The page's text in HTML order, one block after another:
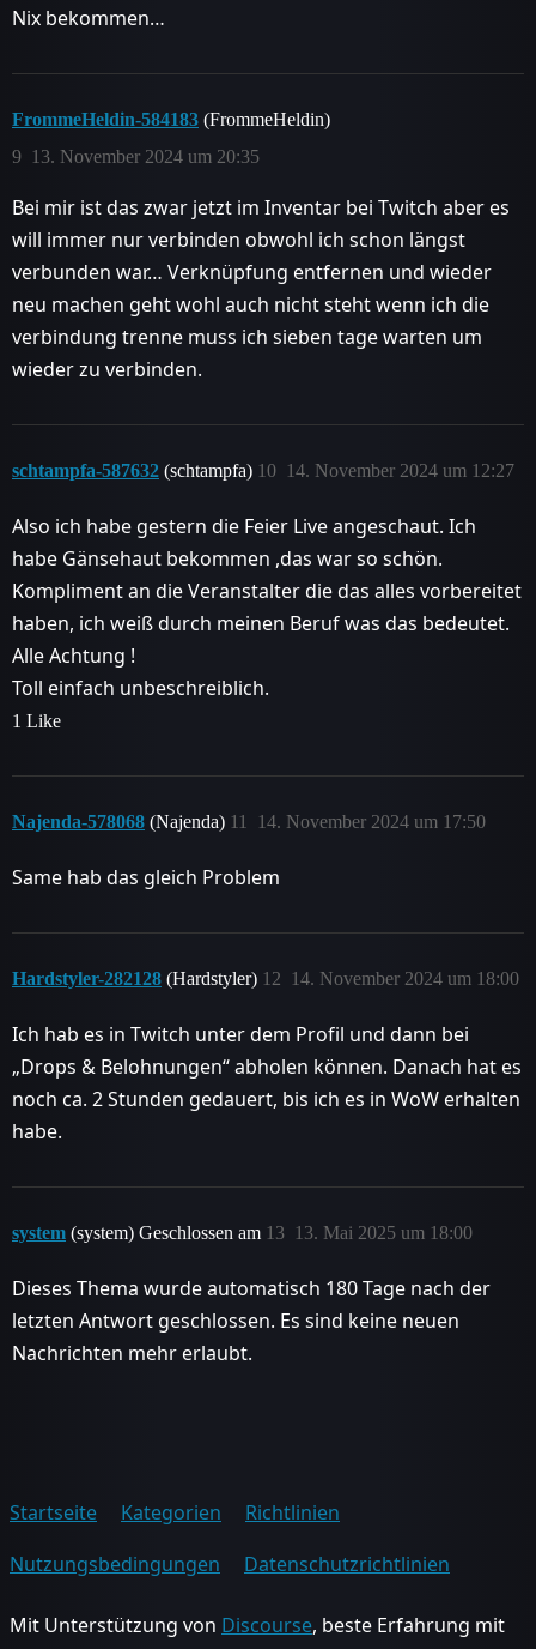
Nix bekommen…
FrommeHeldin-584183 (FrommeHeldin)
13. November 2024 um 20:35
9
Bei mir ist das zwar jetzt im Inventar bei Twitch aber es
will immer nur verbinden obwohl ich schon längst
verbunden war… Verknüpfung entfernen und wieder
neu machen geht wohl auch nicht steht wenn ich die
verbindung trenne muss ich sieben tage warten um
wieder zu verbinden.
schtampfa-587632 (schtampfa) 14. November 2024 um 12:27
10
Also ich habe gestern die Feier Live angeschaut. Ich
habe Gänsehaut bekommen ,das war so schön.
Kompliment an die Veranstalter die das alles vorbereitet
haben, ich weiß durch meinen Beruf was das bedeutet.
Alle Achtung !
Toll einfach unbeschreiblich.
1 Like
Najenda-578068 (Najenda) 14. November 2024 um 17:50
11
Same hab das gleich Problem
Hardstyler-282128 (Hardstyler) 14. November 2024 um 18:00
12
Ich hab es in Twitch unter dem Profil und dann bei
„Drops & Belohnungen“ abholen können. Danach hat es
noch ca. 2 Stunden gedauert, bis ich es in WoW erhalten
habe.
system (system) Geschlossen am 13. Mai 2025 um 18:00
13
Dieses Thema wurde automatisch 180 Tage nach der
letzten Antwort geschlossen. Es sind keine neuen
Nachrichten mehr erlaubt.
Startseite Kategorien
Richtlinien
Nutzungsbedingungen
Datenschutzrichtlinien
Mit Unterstützung von Discourse, beste Erfahrung mit